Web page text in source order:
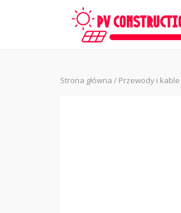
Strona główna / Przewody i kable